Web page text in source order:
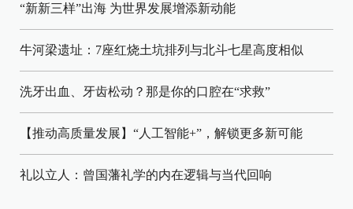
“新新三样”出海 为世界发展增添新动能
牛河梁遗址：7座红烧土坑排列与北斗七星高度相似
洗牙出血、牙齿松动？那是你的口腔在“求救”
【推动高质量发展】“人工智能+”，解锁更多新可能
礼以立人：曾国藩礼学的内在逻辑与当代回响